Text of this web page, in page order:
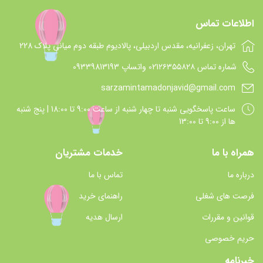
اطلاعات تماس
تهران، زعفرانیه، مقدس اردبیلی، پالادیوم طبقه دوم میانی پلاک 228
شماره تماس 021۲۶۳۵۵۸۲۸ واتساپ 09339813193
sarzamintamadonjavid@gmail.com
ساعت پاسخگويي شنبه تا چهار شنبه از ساعت 9:00 تا 18:00 | پنج شنبه
ها از 9:00 تا 13:00
همراه با ما
درباره ما
فرصت های شغلی
قوانین و مقررات
حریم خصوصی
خدمات مشتریان
تماس با ما
راهنمای خرید
ارسال هدیه